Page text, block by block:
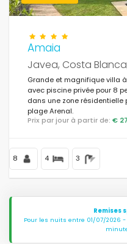
Amaia
Javea, Costa
Grande et magnifique villa
avec piscine privée pour 8
dans une zone résidentielle
plage Arenal.
Prix par jour à partir de: €
8 4 3
Remises
Pour les nuits entre 01/07/2026